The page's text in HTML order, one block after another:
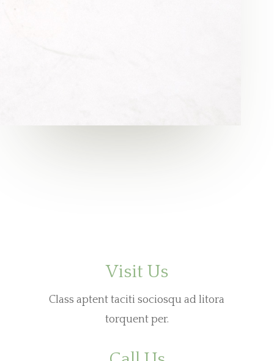
Visit Us
Class aptent taciti sociosqu ad litora
torquent per.